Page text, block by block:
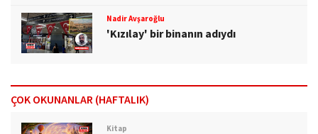
Nadir Avşaroğlu
'Kızılay' bir binanın adıydı
ÇOK OKUNANLAR (HAFTALIK)
Kitap